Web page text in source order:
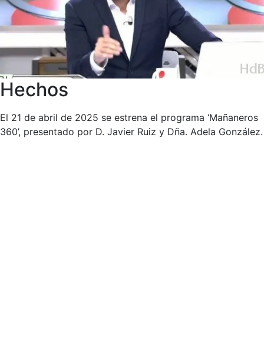
Hechos
El 21 de abril de 2025 se estrena el programa ‘Mañaneros
360’, presentado por D. Javier Ruiz y Dña. Adela González.